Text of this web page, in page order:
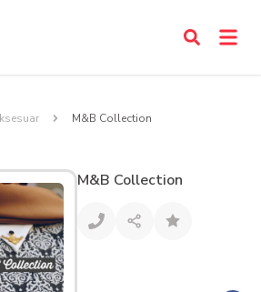
M&B Collection
M&B Collection